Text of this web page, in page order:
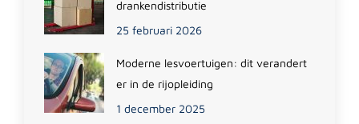
drankendistributie
25 februari 2026
Moderne lesvoertuigen: dit verandert
er in de rijopleiding
1 december 2025